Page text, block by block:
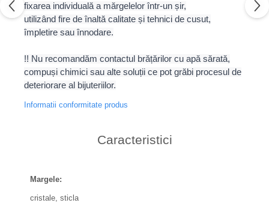
fixarea individuală a mărgelelor într-un șir,
utilizând fire de înaltă calitate și tehnici de cusut,
împletire sau înnodare.
!! Nu recomandăm contactul brățărilor cu apă sărată,
compuși chimici sau alte soluții ce pot grăbi procesul de
deteriorare al bijuteriilor.
Informatii conformitate produs
Caracteristici
Margele:
cristale, sticla